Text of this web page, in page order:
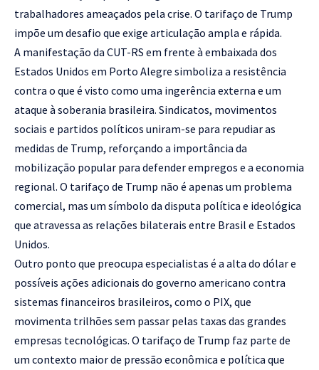
trabalhadores ameaçados pela crise. O tarifaço de Trump
impõe um desafio que exige articulação ampla e rápida.
A manifestação da CUT-RS em frente à embaixada dos
Estados Unidos em Porto Alegre simboliza a resistência
contra o que é visto como uma ingerência externa e um
ataque à soberania brasileira. Sindicatos, movimentos
sociais e partidos políticos uniram-se para repudiar as
medidas de Trump, reforçando a importância da
mobilização popular para defender empregos e a economia
regional. O tarifaço de Trump não é apenas um problema
comercial, mas um símbolo da disputa política e ideológica
que atravessa as relações bilaterais entre Brasil e Estados
Unidos.
Outro ponto que preocupa especialistas é a alta do dólar e
possíveis ações adicionais do governo americano contra
sistemas financeiros brasileiros, como o PIX, que
movimenta trilhões sem passar pelas taxas das grandes
empresas tecnológicas. O tarifaço de Trump faz parte de
um contexto maior de pressão econômica e política que